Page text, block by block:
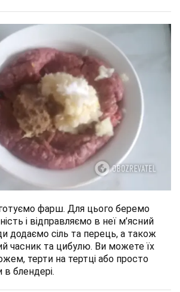
фарш. Для цього беремо
і відправляємо в неї м’ясний
додаємо сіль та перець, а також
часник та цибулю. Ви можете їх
терти на тертці або просто
в блендері.